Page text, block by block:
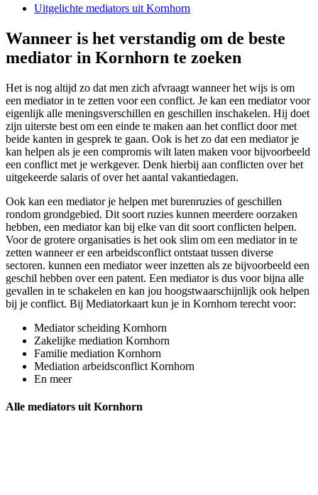
Uitgelichte mediators uit Kornhorn
Wanneer is het verstandig om de beste
mediator in Kornhorn te zoeken
Het is nog altijd zo dat men zich afvraagt wanneer het wijs is om
een mediator in te zetten voor een conflict. Je kan een mediator voor
eigenlijk alle meningsverschillen en geschillen inschakelen. Hij doet
zijn uiterste best om een einde te maken aan het conflict door met
beide kanten in gesprek te gaan. Ook is het zo dat een mediator je
kan helpen als je een compromis wilt laten maken voor bijvoorbeeld
een conflict met je werkgever. Denk hierbij aan conflicten over het
uitgekeerde salaris of over het aantal vakantiedagen.
Ook kan een mediator je helpen met burenruzies of geschillen
rondom grondgebied. Dit soort ruzies kunnen meerdere oorzaken
hebben, een mediator kan bij elke van dit soort conflicten helpen.
Voor de grotere organisaties is het ook slim om een mediator in te
zetten wanneer er een arbeidsconflict ontstaat tussen diverse
sectoren. kunnen een mediator weer inzetten als ze bijvoorbeeld een
geschil hebben over een patent. Een mediator is dus voor bijna alle
gevallen in te schakelen en kan jou hoogstwaarschijnlijk ook helpen
bij je conflict. Bij Mediatorkaart kun je in Kornhorn terecht voor:
Mediator scheiding Kornhorn
Zakelijke mediation Kornhorn
Familie mediation Kornhorn
Mediation arbeidsconflict Kornhorn
En meer
Alle mediators uit Kornhorn